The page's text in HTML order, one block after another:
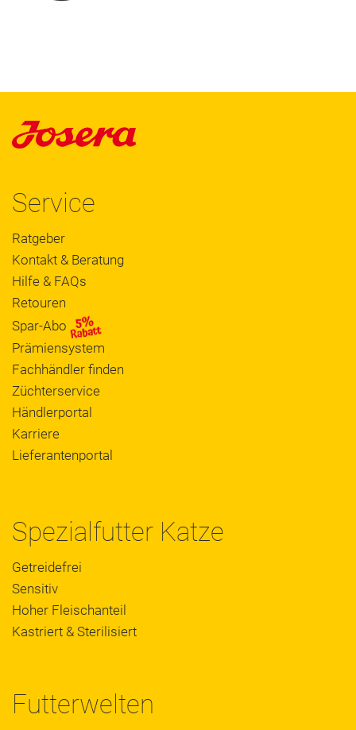
Service
Ratgeber
Kontakt & Beratung
Hilfe & FAQs
Retouren
Spar-Abo
Prämiensystem
Fachhändler finden
Züchterservice
Händlerportal
Karriere
Lieferantenportal
Spezialfutter Katze
Getreidefrei
Sensitiv
Hoher Fleischanteil
Kastriert & Sterilisiert
Futterwelten